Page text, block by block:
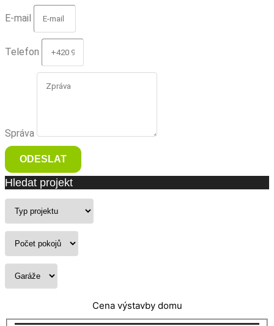
E-mail
Telefon
Správa
ODESLAT
Hledat projekt
Cena výstavby domu